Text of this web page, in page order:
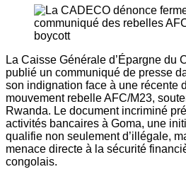
La Caisse Générale d’Épargne du
publié un communiqué de presse
son indignation face à une récente
mouvement rebelle AFC/M23,
Rwanda. Le document incriminé
activités bancaires à Goma, une
qualifie non seulement d’illégale,
menace directe à la sécurité
congolais.